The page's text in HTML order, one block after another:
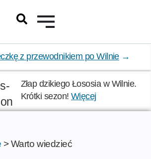
z przewodnikiem po Wilnie→
Złap dzikiego Łososia w Wilnie.
Krótki sezon! Więcej
>Warto wiedzieć